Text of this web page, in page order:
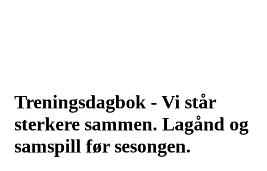
Treningsdagbok - Vi står
sterkere sammen. Lagånd og
samspill før sesongen.